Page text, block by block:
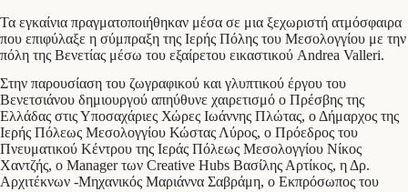
Τα εγκαίνια πραγματοποιήθηκαν μέσα σε μια ξεχωριστή ατμόσφαιρα
που επιφύλαξε η σύμπραξη της Ιερής Πόλης του Μεσολογγίου με την
πόλη της Βενετίας μέσω του εξαίρετου εικαστικού Andrea Valleri.
Στην παρουσίαση του ζωγραφικού και γλυπτικού έργου του
Βενετσιάνου δημιουργού απηύθυνε χαιρετισμό ο Πρέσβης της
Ελλάδας στις Υποσαχάριες Χώρες Ιωάννης Πλώτας, ο Δήμαρχος της
Ιερής Πόλεως Μεσολογγίου Κώστας Λύρος, ο Πρόεδρος του
Πνευματικού Κέντρου της Ιεράς Πόλεως Μεσολογγίου Νίκος
Χαντζής, ο Manager των Creative Hubs Βασίλης Αρτίκος, η Δρ.
Αρχιτέκνων -Μηχανικός Μαριάννα Σαβράμη, ο Εκπρόσωπος του